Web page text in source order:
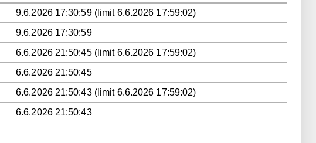
9.6.2026 17:30:59 (limit 6.6.2026 17:59:02)
9.6.2026 17:30:59
6.6.2026 21:50:45 (limit 6.6.2026 17:59:02)
6.6.2026 21:50:45
6.6.2026 21:50:43 (limit 6.6.2026 17:59:02)
6.6.2026 21:50:43